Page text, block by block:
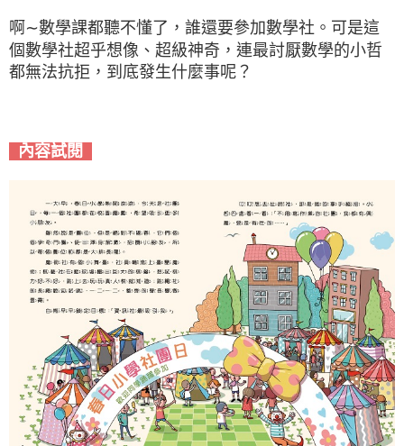
啊∼數學課都聽不懂了，誰還要參加數學社。可是這
個數學社超乎想像、超級神奇，連最討厭數學的小哲
都無法抗拒，到底發生什麼事呢？
內容試閱